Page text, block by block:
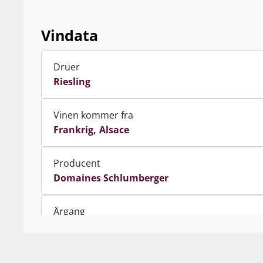
Vindata
Druer
Riesling
Vinen kommer fra
Frankrig Alsace
Producent
Domaines Schlumberger
Årgang